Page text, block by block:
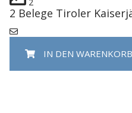
2 Belege Tiroler
IN DEN WARENKORB